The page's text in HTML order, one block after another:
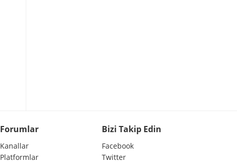
Forumlar
Kanallar
Platformlar
Bizi Takip Edin
Facebook
Twitter